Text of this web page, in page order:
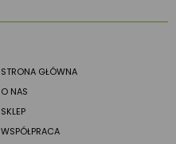
STRONA GŁÓWNA
O NAS
SKLEP
WSPÓŁPRACA